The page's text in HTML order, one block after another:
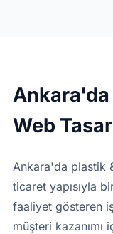
Ankara'da
Web
Ankara'da plastik
ticaret yapısıyla
faaliyet gösteren
müşteri kazanımı